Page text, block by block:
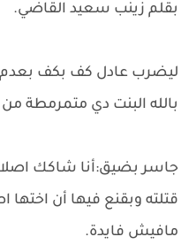
بقلم زينب سعيد القاضي.
ليضرب عادل كف بكف بعدم
بالله البنت دي متمرمطة
جاسر بضيق:أنا شاكك اصلا
قتلته وبقنع فيها أن
مافيش فايدة.